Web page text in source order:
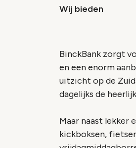
Wij bieden
BinckBank zorgt
en een enorm
uitzicht op de
dagelijks de
Maar naast lekker
kickboksen,